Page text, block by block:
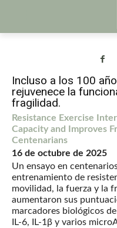
Incluso a los 100
rejuvenece la
fragilidad.
Resistance Exercise
Capacity and Improves
Centenarians
16 de octubre de 2025
Un ensayo en
entrenamiento de
movilidad, la fuerza y la
aumentaron sus
marcadores biológicos
IL-6, IL-1β y varios